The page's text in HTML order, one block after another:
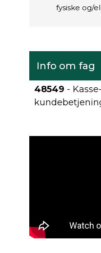
fysiske og/
Info om fag
48549 -